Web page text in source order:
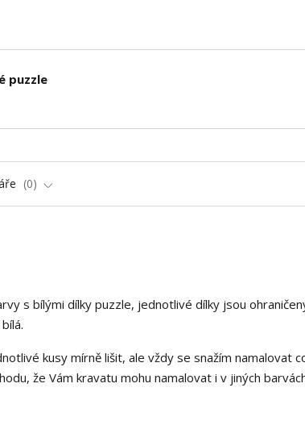
puzzle
0
s bílými dílky puzzle, jednotlivé dílky jsou
kusy mírně lišit, ale vždy se snažím namalovat
že Vám kravatu mohu namalovat i v jiných